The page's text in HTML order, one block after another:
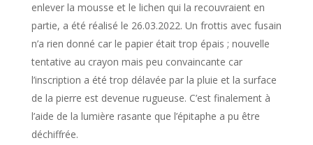
enlever la mousse et le lichen qui la recouvraient en
partie, a été réalisé le 26.03.2022. Un frottis avec fusain
n’a rien donné car le papier était trop épais ; nouvelle
tentative au crayon mais peu convaincante car
l’inscription a été trop délavée par la pluie et la surface
de la pierre est devenue rugueuse. C’est finalement à
l’aide de la lumière rasante que l’épitaphe a pu être
déchiffrée.